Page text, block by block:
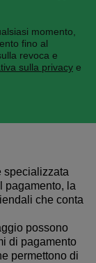
momento,
fino al
revoca e
sulla privacy e
specializzata
pagamento, la
che conta
possono
di pagamento
permettono di